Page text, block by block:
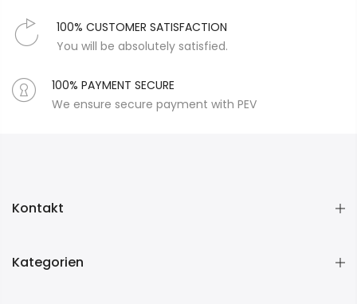
100% CUSTOMER SATISFACTION
You will be absolutely satisfied.
100% PAYMENT SECURE
We ensure secure payment with PEV
Kontakt
Kategorien